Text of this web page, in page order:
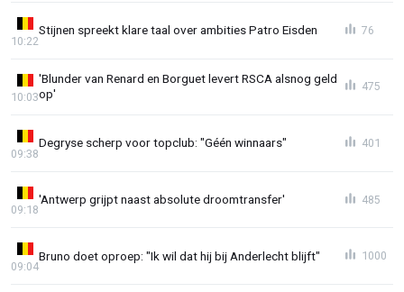
Stijnen spreekt klare taal over ambities Patro Eisden
10:22
76
'Blunder van Renard en Borguet levert RSCA alsnog geld
op'
10:03
475
Degryse scherp voor topclub: "Géén winnaars"
09:38
401
'Antwerp grijpt naast absolute droomtransfer'
09:18
485
Bruno doet oproep: "Ik wil dat hij bij Anderlecht blijft"
09:04
1000